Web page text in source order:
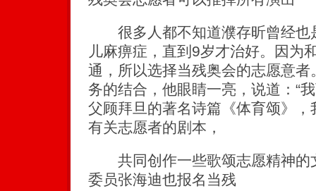
很多人都不知道濮存昕曾经也
儿麻痹症，直到9岁才治好。因为
通，所以选择当残奥会的志愿意
务的结合，他眼睛一亮，说道：“
父顾拜旦的著名诗篇《体育颂》
有关志愿者的剧本，
共同创作一些歌颂志愿精神的
委员张海迪也报名当残